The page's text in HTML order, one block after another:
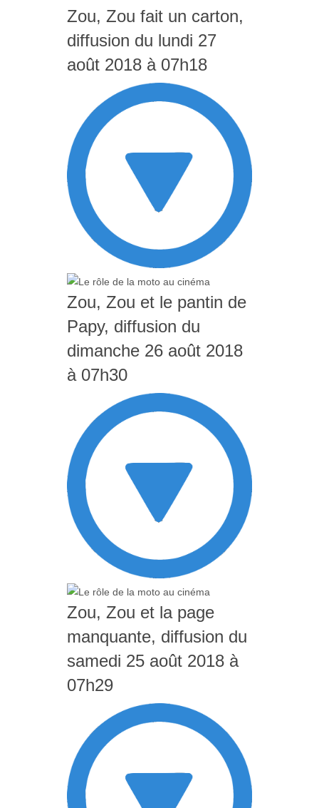
Zou, Zou fait un carton,
diffusion du lundi 27
août 2018 à 07h18
Zou, Zou et le pantin de
Papy, diffusion du
dimanche 26 août 2018
à 07h30
Zou, Zou et la page
manquante, diffusion du
samedi 25 août 2018 à
07h29